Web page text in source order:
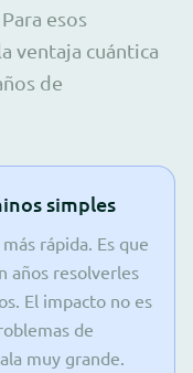
esos
ventaja cuántica
de
simples
rápida. Es que
años resolverles
El impacto no es
de
muy grande.